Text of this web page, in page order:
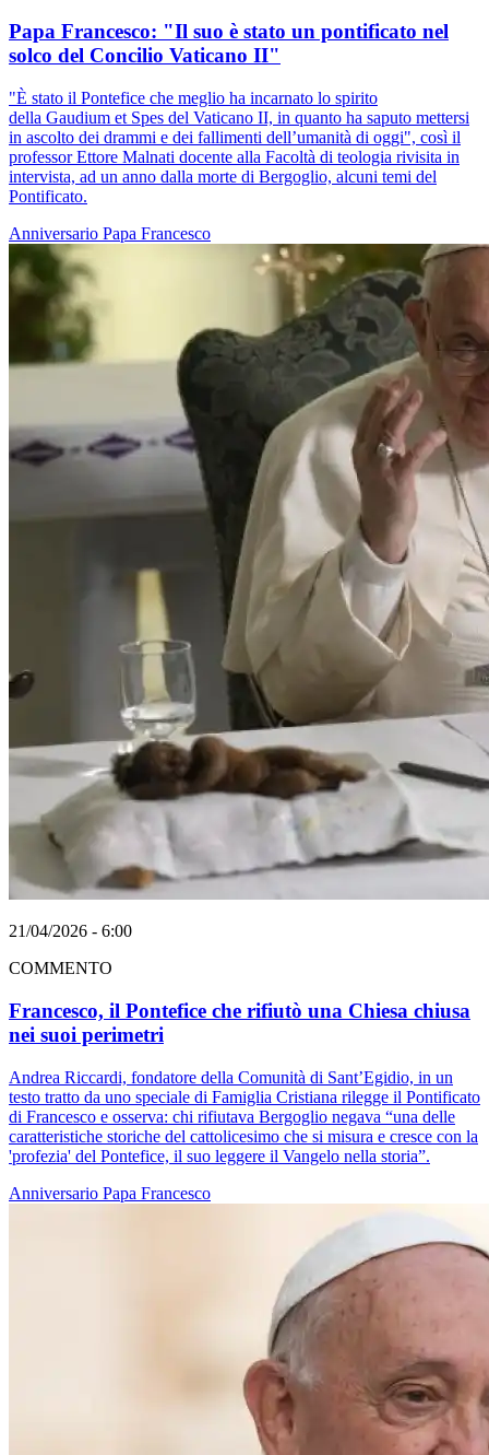
Papa Francesco: "Il suo è stato un pontificato nel
solco del Concilio Vaticano II"
"È stato il Pontefice che meglio ha incarnato lo spirito
della Gaudium et Spes del Vaticano II, in quanto ha saputo mettersi
in ascolto dei drammi e dei fallimenti dell’umanità di oggi", così il
professor Ettore Malnati docente alla Facoltà di teologia rivisita in
intervista, ad un anno dalla morte di Bergoglio, alcuni temi del
Pontificato.
Anniversario Papa Francesco
21/04/2026 - 6:00
COMMENTO
Francesco, il Pontefice che rifiutò una Chiesa chiusa
nei suoi perimetri
Andrea Riccardi, fondatore della Comunità di Sant’Egidio, in un
testo tratto da uno speciale di Famiglia Cristiana rilegge il Pontificato
di Francesco e osserva: chi rifiutava Bergoglio negava “una delle
caratteristiche storiche del cattolicesimo che si misura e cresce con la
'profezia' del Pontefice, il suo leggere il Vangelo nella storia”.
Anniversario Papa Francesco